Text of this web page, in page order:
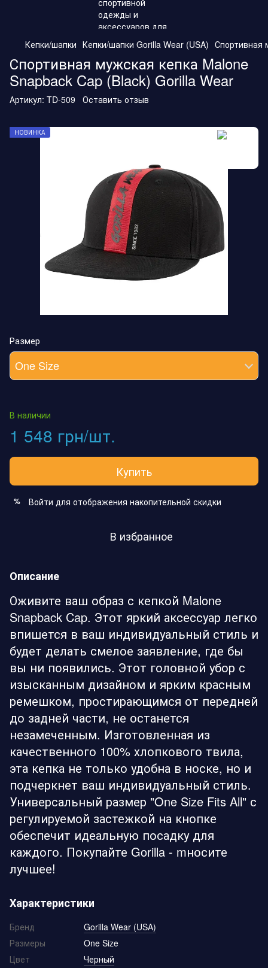
Кепки/шапки Кепки/шапки Gorilla Wear (USA) Спортивная
Спортивная мужская кепка Malone
Snapback Cap (Black) Gorilla Wear
Артикул: TD-509 Оставить отзыв
НОВИНКА
Размер
One Size
В наличии
1 548 грн/шт.
Купить
% Войти для отображения накопительной скидки
В избранное
Описание
Оживите ваш образ с кепкой Malone
Snapback Cap. Этот яркий аксессуар легко
впишется в ваш индивидуальный стиль и
будет делать смелое заявление, где бы
вы ни появились. Этот головной убор с
изысканным дизайном и ярким красным
ремешком, простирающимся от передней
до задней части, не останется
незамеченным. Изготовленная из
качественного 100% хлопкового твила,
эта кепка не только удобна в носке, но и
подчеркнет ваш индивидуальный стиль.
Универсальный размер "One Size Fits All" с
регулируемой застежкой на кнопке
обеспечит идеальную посадку для
каждого. Покупайте Gorilla - mносите
лучшее!
Характеристики
Бренд
Gorilla Wear (USA)
Размеры
One Size
Цвет
Черный